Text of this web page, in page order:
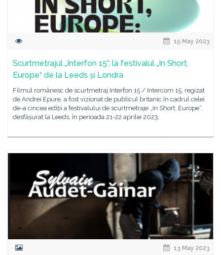
15 May 2023
Scurtmetrajul „Interfon 15“, la festivalul „In Short,
Europe“ de la Leeds și Londra
Filmul românesc de scurtmetraj Interfon 15 / Intercom 15, regizat
de Andrei Epure, a fost vizionat de publicul britanic în cadrul celei
de-a cincea ediții a festivalului de scurtmetraje „In Short, Europe“,
desfășurat la Leeds, în perioada 21-22 aprilie 2023,
13 May 2023